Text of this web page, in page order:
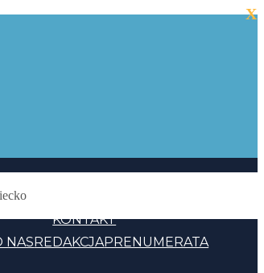
KONTAKT
NASREDAKCJAPRENUMERATA
X